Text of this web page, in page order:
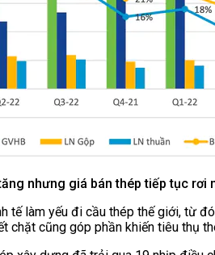
nhưng giá bán thép tiếp tục
tế làm yếu đi cầu thép thế giới, từ
chặt cũng góp phần khiến tiêu thụ